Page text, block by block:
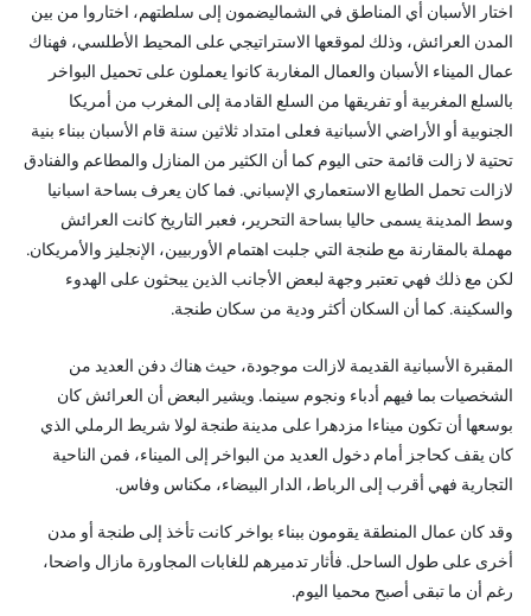
اختار الأسبان أي المناطق في الشماليضمون إلى سلطتهم، اختاروا من بين
المدن العرائش، وذلك لموقعها الاستراتيجي على المحيط الأطلسي، فهناك
عمال الميناء الأسبان والعمال المغاربة كانوا يعملون على تحميل البواخر
بالسلع المغربية أو تفريقها من السلع القادمة إلى المغرب من أمريكا
الجنوبية أو الأراضي الأسبانية فعلى امتداد ثلاثين سنة قام الأسبان ببناء بنية
تحتية لا زالت قائمة حتى اليوم كما أن الكثير من المنازل والمطاعم والفنادق
لازالت تحمل الطابع الاستعماري الإسباني. فما كان يعرف بساحة اسبانيا
وسط المدينة يسمى حاليا بساحة التحرير، فعبر التاريخ كانت العرائش
مهملة بالمقارنة مع طنجة التي جلبت اهتمام الأوربيين، الإنجليز والأمريكان.
لكن مع ذلك فهي تعتبر وجهة لبعض الأجانب الذين يبحثون على الهدوء
والسكينة. كما أن السكان أكثر ودية من سكان طنجة.
المقبرة الأسبانية القديمة لازالت موجودة، حيث هناك دفن العديد من
الشخصيات بما فيهم أدباء ونجوم سينما. ويشير البعض أن العرائش كان
بوسعها أن تكون ميناءا مزدهرا على مدينة طنجة لولا شريط الرملي الذي
كان يقف كحاجز أمام دخول العديد من البواخر إلى الميناء، فمن الناحية
التجارية فهي أقرب إلى الرباط، الدار البيضاء، مكناس وفاس.
وقد كان عمال المنطقة يقومون ببناء بواخر كانت تأخذ إلى طنجة أو مدن
أخرى على طول الساحل. فأثار تدميرهم للغابات المجاورة مازال واضحا،
رغم أن ما تبقى أصبح محميا اليوم.